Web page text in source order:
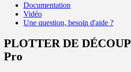
Documentation
Vidéo
Une question, besoin d'aide ?
PLOTTER DE
Pro